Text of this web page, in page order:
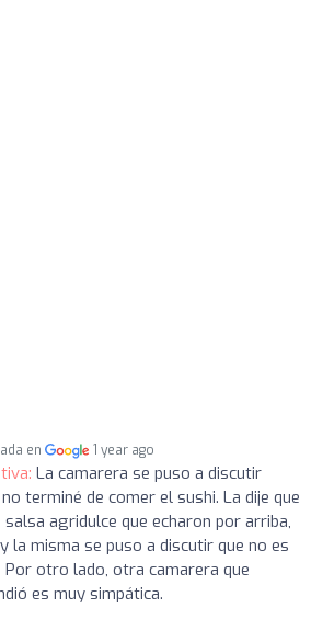
en 1 year ago
La camarera se puso a discutir
terminé de comer el sushi. La dije que
agridulce que echaron por arriba,
la misma se puso a discutir que no es
Por otro lado, otra camarera que
es muy simpática.